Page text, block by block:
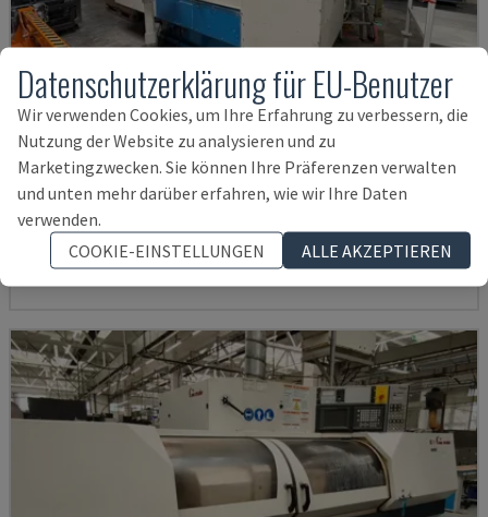
RNS 55
KAPP - RUNDSCHLEIFMASCHINE
DEUTSCHLAND 2005
35.000 €
Datenschutzerklärung für EU-Benutzer
Wir verwenden Cookies, um Ihre Erfahrung zu verbessern, die
Nutzung der Website zu analysieren und zu
Marketingzwecken. Sie können Ihre Präferenzen verwalten
und unten mehr darüber erfahren, wie wir Ihre Daten
verwenden.
COOKIE-EINSTELLUNGEN
ALLE AKZEPTIEREN